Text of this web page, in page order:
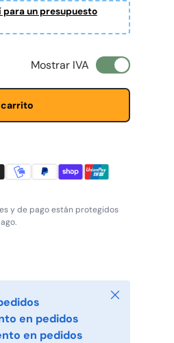
un presupuesto
Mostrar IVA
carrito
y de pago están protegidos
en pedidos
en pedidos
Cerrar